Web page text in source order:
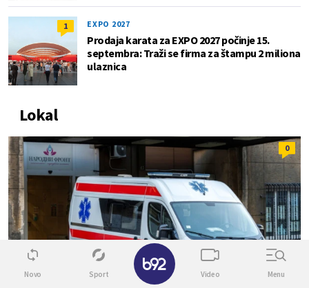
1 EXPO 2027
Prodaja karata za EXPO 2027 počinje 15.
septembra: Traži se firma za štampu 2 miliona
ulaznica
Lokal
0
Novo Sport Video Menu
✕